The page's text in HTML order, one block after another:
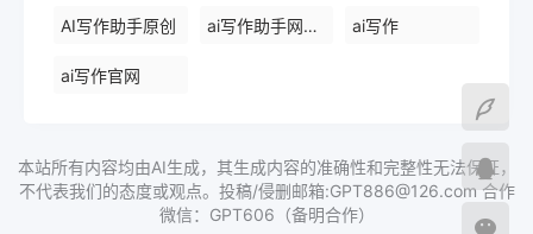
AI写作助手原创 ai写作助手网页版 ai写作
ai写作官网
本站所有内容均由AI生成，其生成内容的准确性和完整性无法保证，
不代表我们的态度或观点。投稿/侵删邮箱:GPT886@126.com 合作
微信：GPT606（备明合作）